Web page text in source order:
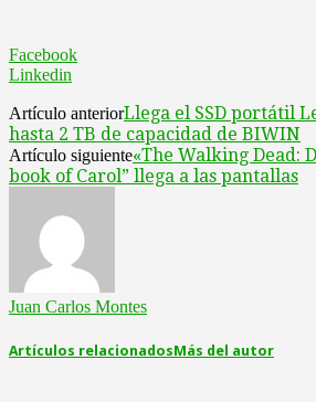
Facebook
Linkedin
Artículo anteriorLlega el SSD portátil
hasta 2 TB de capacidad de BIWIN
Artículo siguiente«The Walking Dead:
book of Carol” llega a las pantallas
Juan Carlos Montes
Artículos relacionadosMás del autor